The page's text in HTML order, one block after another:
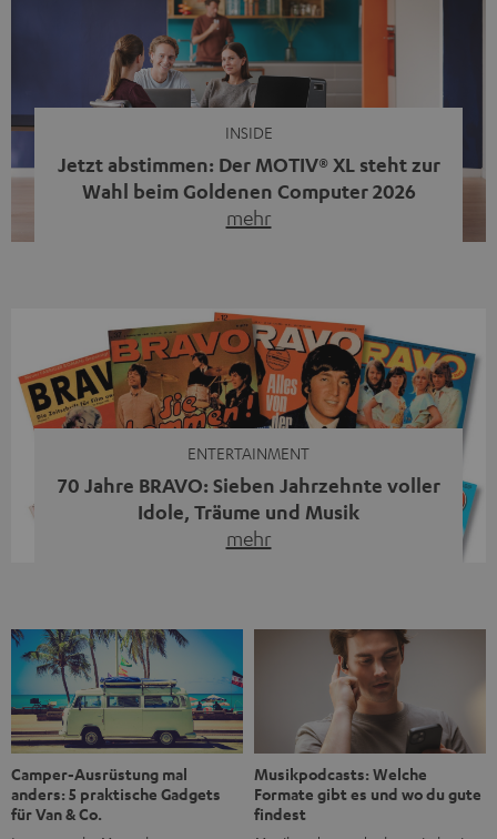
INSIDE
Jetzt abstimmen: Der MOTIV® XL steht zur
Wahl beim Goldenen Computer 2026
mehr
Streaming-System vereint hochwertige HiFi-Technik,
moderne Streaming-Funktionen und hohe Flexibilität in
einem einzigen Gerät – und zeigt, dass man für großen
Sound heute keine klassische HiFi-Anlage mehr braucht.
ENTERTAINMENT
70 Jahre BRAVO: Sieben Jahrzehnte voller
Idole, Träume und Musik
mehr
1956 begleitet das Magazin Jugendliche durch Rock und
Pop, kleine Schwärmereien und große Fragen. Zum 70.
Jubiläum werfen wir einen Blick zurück. Vom Filmheft zur
Jugendmarke: Wie die BRAVO ihren Ton fand Als die […]
Camper-Ausrüstung mal
anders: 5 praktische Gadgets
für Van & Co.
Musikpodcasts: Welche
Formate gibt es und wo du gute
findest